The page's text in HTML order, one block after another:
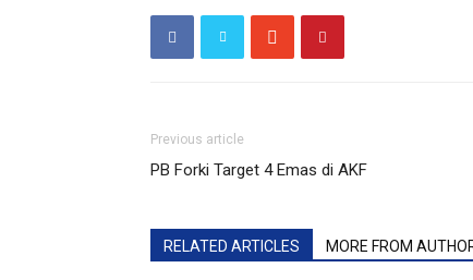
Previous article
PB Forki Target 4 Emas di AKF
RELATED ARTICLES MORE FROM